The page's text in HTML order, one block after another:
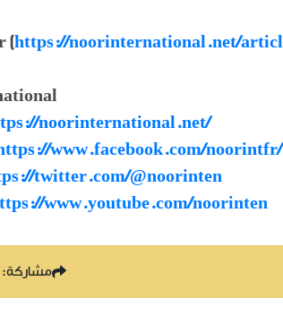
(https://noorinternational.net/
noorinternational.net/
www.facebook.com/noorintfr/
twitter.com/@noorinten
www.youtube.com/noorinten
مشاركة: